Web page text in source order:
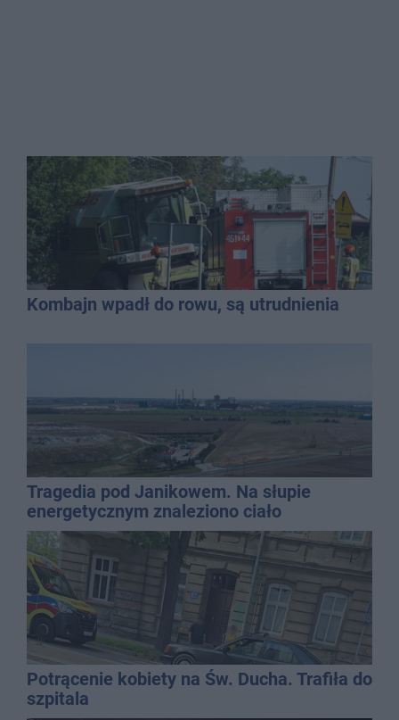
Kombajn wpadł do rowu, są utrudnienia
Tragedia pod Janikowem. Na słupie
energetycznym znaleziono ciało
mężczyzny
Potrącenie kobiety na Św. Ducha. Trafiła do
szpitala